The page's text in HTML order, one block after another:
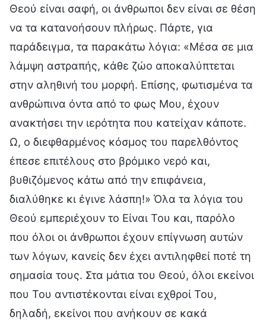
Θεού είναι σαφή, οι άνθρωποι δεν είναι σε θέση
να τα κατανοήσουν πλήρως. Πάρτε, για
παράδειγμα, τα παρακάτω λόγια: «Μέσα σε μια
λάμψη αστραπής, κάθε ζώο αποκαλύπτεται
στην αληθινή του μορφή. Επίσης, φωτισμένα τα
ανθρώπινα όντα από το φως Μου, έχουν
ανακτήσει την ιερότητα που κατείχαν κάποτε.
Ω, ο διεφθαρμένος κόσμος του παρελθόντος
έπεσε επιτέλους στο βρόμικο νερό και,
βυθιζόμενος κάτω από την επιφάνεια,
διαλύθηκε κι έγινε λάσπη!» Όλα τα λόγια του
Θεού εμπεριέχουν το Είναι Του και, παρόλο
που όλοι οι άνθρωποι έχουν επίγνωση αυτών
των λόγων, κανείς δεν έχει αντιληφθεί ποτέ τη
σημασία τους. Στα μάτια του Θεού, όλοι εκείνοι
που Του αντιστέκονται είναι εχθροί Του,
δηλαδή, εκείνοι που ανήκουν σε κακά